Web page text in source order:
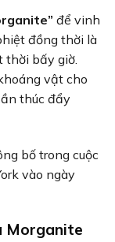
để vinh
đồng thời là
bấy giờ.
vật cho
thúc đẩy
bố trong cuộc
vào ngày
Morganite